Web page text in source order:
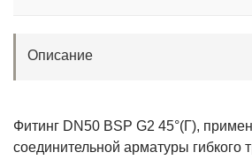
Описание
Фитинг DN50 BSP G2 45°(Г),
соединительной арматуры гибкого